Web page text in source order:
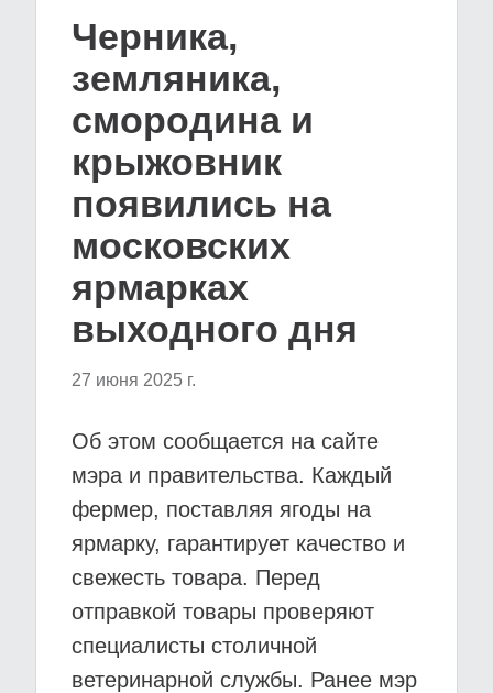
Черника,
земляника,
смородина и
крыжовник
появились на
московских
ярмарках
выходного дня
27 июня 2025 г.
Об этом сообщается на сайте
мэра и правительства. Каждый
фермер, поставляя ягоды на
ярмарку, гарантирует качество и
свежесть товара. Перед
отправкой товары проверяют
специалисты столичной
ветеринарной службы. Ранее мэр